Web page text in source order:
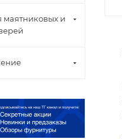
маятниковых и